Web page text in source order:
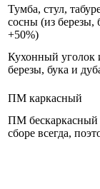
Тумба, стул,
сосны (из березы,
+50%)
Кухонный уголок
березы, бука и
ПМ каркасный
ПМ бескаркасный
сборе всегда,